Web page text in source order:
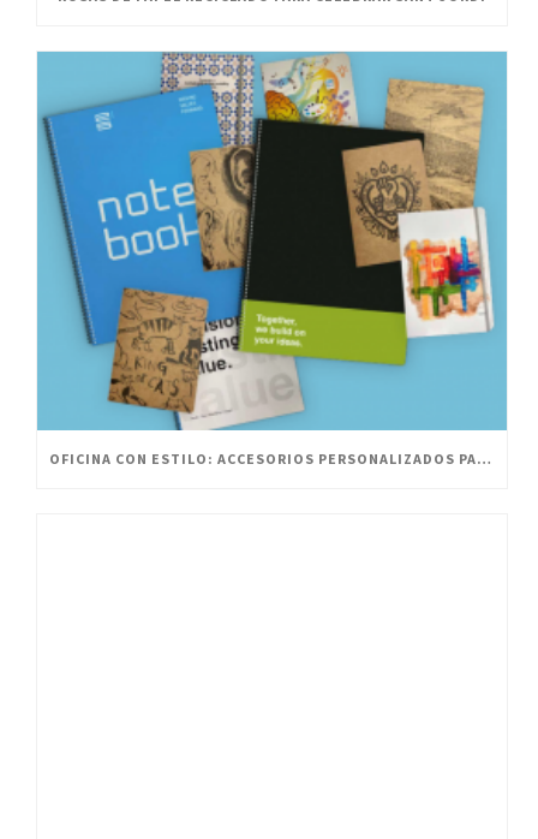
OFICINA CON ESTILO: ACCESORIOS PERSONALIZADOS PARA UN ESPACIO INNOVADOR